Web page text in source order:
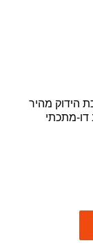
הידוק מהיר
דו-מתכתי